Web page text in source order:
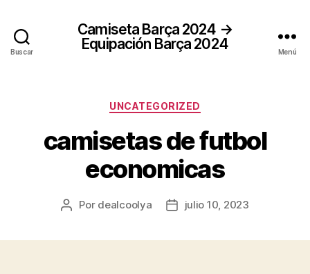
Buscar
Camiseta Barça 2024 →
Equipación Barça 2024
Menú
Categorías
UNCATEGORIZED
camisetas de futbol
economicas
Autor
Por dealcoolya
Fechajulio 10, 2023